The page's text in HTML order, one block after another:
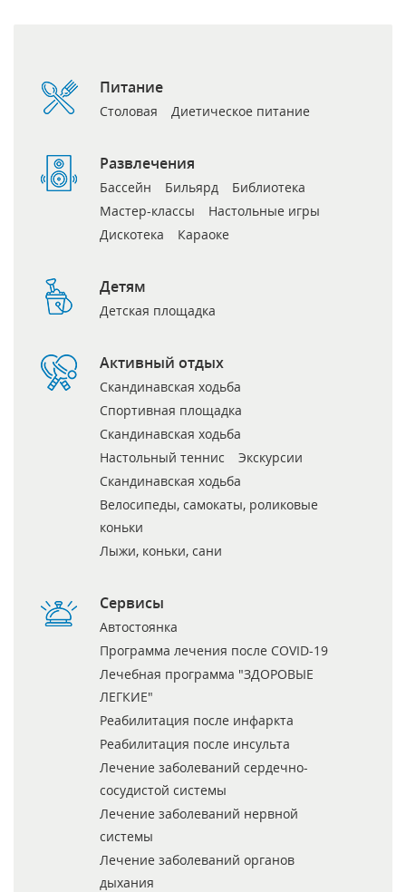
Питание
Столовая Диетическое питание
Развлечения
Бассейн Бильярд
Библиотека
Мастер-классы
Настольные игры
Дискотека
Караоке
Детям
Детская площадка
Активный отдых
Скандинавская ходьба
Спортивная площадка
Скандинавская ходьба
Настольный теннис
Экскурсии
Скандинавская ходьба
Велосипеды, самокаты, роликовые
коньки
Лыжи, коньки, сани
Сервисы
Автостоянка
Программа лечения после COVID-19
Лечебная программа "ЗДОРОВЫЕ
ЛЕГКИЕ"
Реабилитация после инфаркта
Реабилитация после инсульта
Лечение заболеваний сердечно-
сосудистой системы
Лечение заболеваний нервной
системы
Лечение заболеваний органов
дыхания